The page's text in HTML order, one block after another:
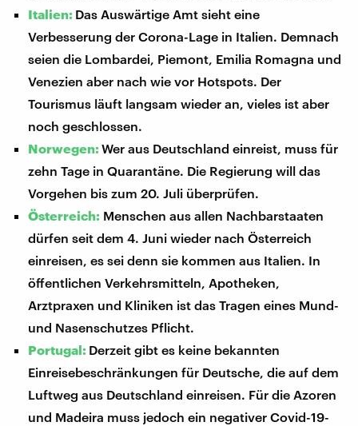
Italien: Das Auswärtige Amt sieht eine
Verbesserung der Corona-Lage in Italien. Demnach
seien die Lombardei, Piemont, Emilia Romagna und
Venezien aber nach wie vor Hotspots. Der
Tourismus läuft langsam wieder an, vieles ist aber
noch geschlossen.
Norwegen:Wer aus Deutschland einreist, muss für
zehn Tage in Quarantäne. Die Regierung will das
Vorgehen bis zum 20. Juli überprüfen.
Österreich: Menschen aus allen Nachbarstaaten
dürfen seit dem 4. Juni wieder nach Österreich
einreisen, es sei denn sie kommen aus Italien. In
öffentlichen Verkehrsmitteln, Apotheken,
Arztpraxen und Kliniken ist das Tragen eines Mund-
und Nasenschutzes Pflicht.
Portugal: Derzeit gibt es keine bekannten
Einreisebeschränkungen für Deutsche, die auf dem
Luftweg aus Deutschland einreisen. Für die Azoren
und Madeira muss jedoch ein negativer Covid-19-